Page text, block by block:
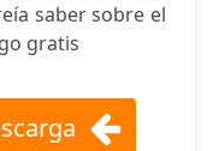
saber sobre el
gratis